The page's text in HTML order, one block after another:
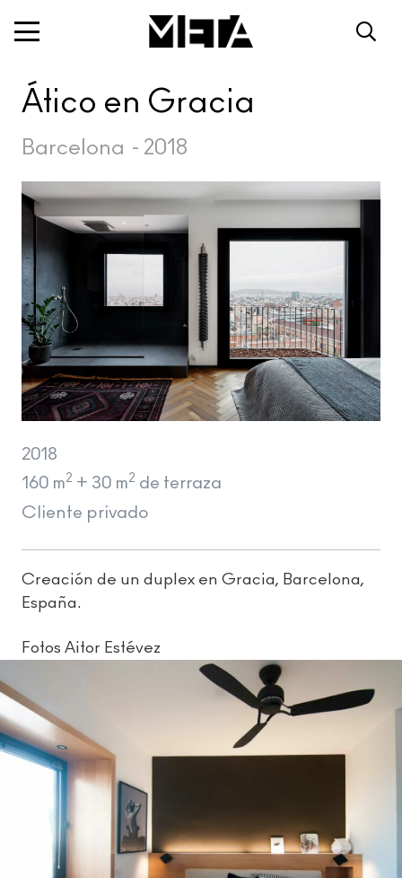
Ático en Gracia
Barcelona - 2018
2018
160 m2 + 30 m2 de terraza
Cliente privado
Creación de un duplex en Gracia, Barcelona,
España.
Fotos Aitor Estévez